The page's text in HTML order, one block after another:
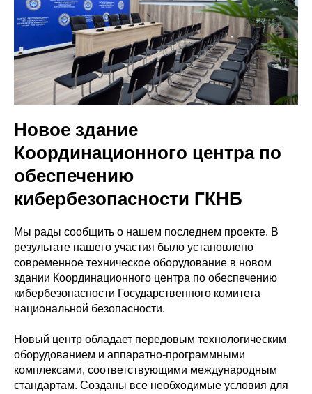
Новое здание
Координационного центра по
обеспечению
кибербезопасности ГКНБ
Мы рады сообщить о нашем последнем проекте. В
результате нашего участия было установлено
современное техническое оборудование в новом
здании Координационного центра по обеспечению
кибербезопасности Государственного комитета
национальной безопасности.
Новый центр обладает передовым технологическим
оборудованием и аппаратно-программными
комплексами, соответствующими международным
стандартам. Созданы все необходимые условия для